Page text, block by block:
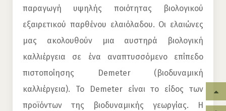
παραγωγή υψηλής ποιότητας βιολογικού
εξαιρετικού παρθένου ελαιόλαδου. Οι ελαιώνες
μας ακολουθούν μια αυστηρά βιολογική
καλλιέργεια σε ένα αναπτυσσόμενο επίπεδο
πιστοποίησης Demeter (βιοδυναμική
καλλιέργεια). Το Demeter είναι το είδος των
προϊόντων της βιοδυναμικής γεωργίας. Η